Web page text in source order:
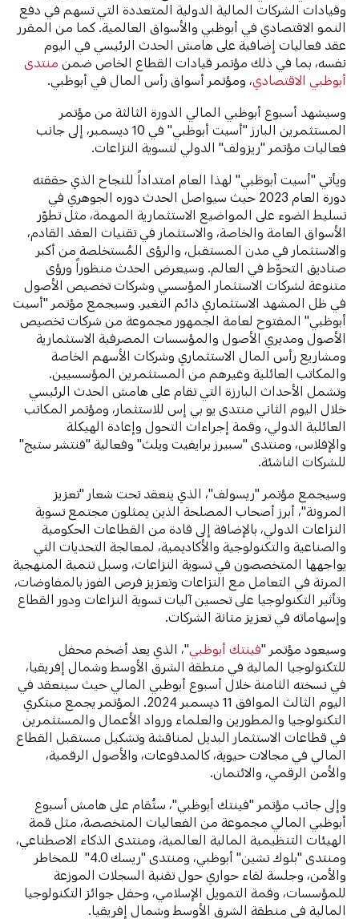
وقيادات الشركات المالية الدولية المتعددة التي تسهم في دفع
النمو الاقتصادي في أبوظبي والأسواق العالمية. كما من المقرر
عقد فعاليات إضافية على هامش الحدث الرئيسي في اليوم
نفسه، بما في ذلك مؤتمر قيادات القطاع الخاص ضمنمنتدى
أبوظبي الاقتصادي، ومؤتمر أسواق رأس المال في أبوظبي.
وسيشهد أسبوع أبوظبي المالي الدورة الثالثة من مؤتمر
المستثمرين البارز "أسيت أبوظبي" في 10 ديسمبر، إلى جانب
فعاليات مؤتمر "ريزولف" الدولي لتسوية النزاعات.
ويأتي "أسيت أبوظبي" لهذا العام امتداداً للنجاح الذي حققته
دورة العام 2023 حيث سيواصل الحدث دوره الجوهري في
تسليط الضوء على المواضيع الاستثمارية المهمة، مثل تطوّر
الأسواق العامة والخاصة، والاستثمار في تقنيات العقد القادم،
والاستثمار في مدن المستقبل، والرؤى المُستخلصة من أكبر
صناديق التحوّط في العالم. وسيعرض الحدث منظوراً ورؤى
متنوعة لشركات الاستثمار المؤسسي وشركات تخصيص الأصول
في ظل المشهد الاستثماري دائم التغير. وسيجمع مؤتمر "أسيت
أبوظبي" المفتوح لعامة الجمهور مجموعة من شركات تخصيص
الأصول ومديري الأصول والمؤسسات المصرفية الاستثمارية
ومشاريع رأس المال الاستثماري وشركات الأسهم الخاصة
والمكاتب العائلية وغيرهم من المستثمرين المؤسسيين.
وتشمل الأحداث البارزة التي تقام على هامش الحدث الرئيسي
خلال اليوم الثاني منتدى يو بي إس للاستثمار، ومؤتمر المكاتب
العائلية الدولي، وقمة إجراءات التحول وإعادة الهيكلة
والإفلاس، ومنتدى "سبيرز برايفيت ويلث" وفعالية "فنتشر ستيج"
للشركات الناشئة.
وسيجمع مؤتمر "ريسولف"، الذي ينعقد تحت شعار "تعزيز
المرونة"، أبرز أصحاب المصلحة الذين يمثلون مجتمع تسوية
النزاعات الدولي، بالإضافة إلى قادة من القطاعات الحكومية
والصناعية والتكنولوجية والأكاديمية، لمعالجة التحديات التي
يواجهها المتخصصون في تسوية النزاعات، وسبل تنمية المنهجية
المرنة في التعامل مع النزاعات وتعزيز فرص الفوز بالمفاوضات،
وتأثير التكنولوجيا على تحسين آليات تسوية النزاعات ودور القطاع
وإسهاماته في تعزيز متانة الشركات.
وسيعود مؤتمر " فينتك أبوظبي "، الذي يعد أضخم محفل
للتكنولوجيا المالية في منطقة الشرق الأوسط وشمال إفريقيا،
في نسخته الثامنة خلال أسبوع أبوظبي المالي حيث سينعقد في
اليوم الثالث الموافق 11 ديسمبر 2024. المؤتمر يجمع مبتكري
التكنولوجيا والمطورين والعلماء ورواد الأعمال والمستثمرين
في قطاعات الاستثمار البديل لمناقشة وتشكيل مستقبل القطاع
المالي في مجالات حيوية، كالمدفوعات، والأصول الرقمية،
والأمن الرقمي، والائتمان.
وإلى جانب مؤتمر "فينتك أبوظبي"، ستُقام على هامش أسبوع
أبوظبي المالي مجموعة من الفعاليات المتخصصة، مثل قمة
الهيئات التنظيمية المالية العالمية، ومنتدى الذكاء الاصطناعي،
ومنتدى "بلوك تشين" أبوظبي، ومنتدى "ريسك 4.0" للمخاطر
والأمن، وجلسة لقاء حواري حول تقنية السجلات الموزعة
للمؤسسات، وقمة التمويل الإسلامي، وحفل جوائز التكنولوجيا
المالية في منطقة الشرق الأوسط وشمال إفريقيا.